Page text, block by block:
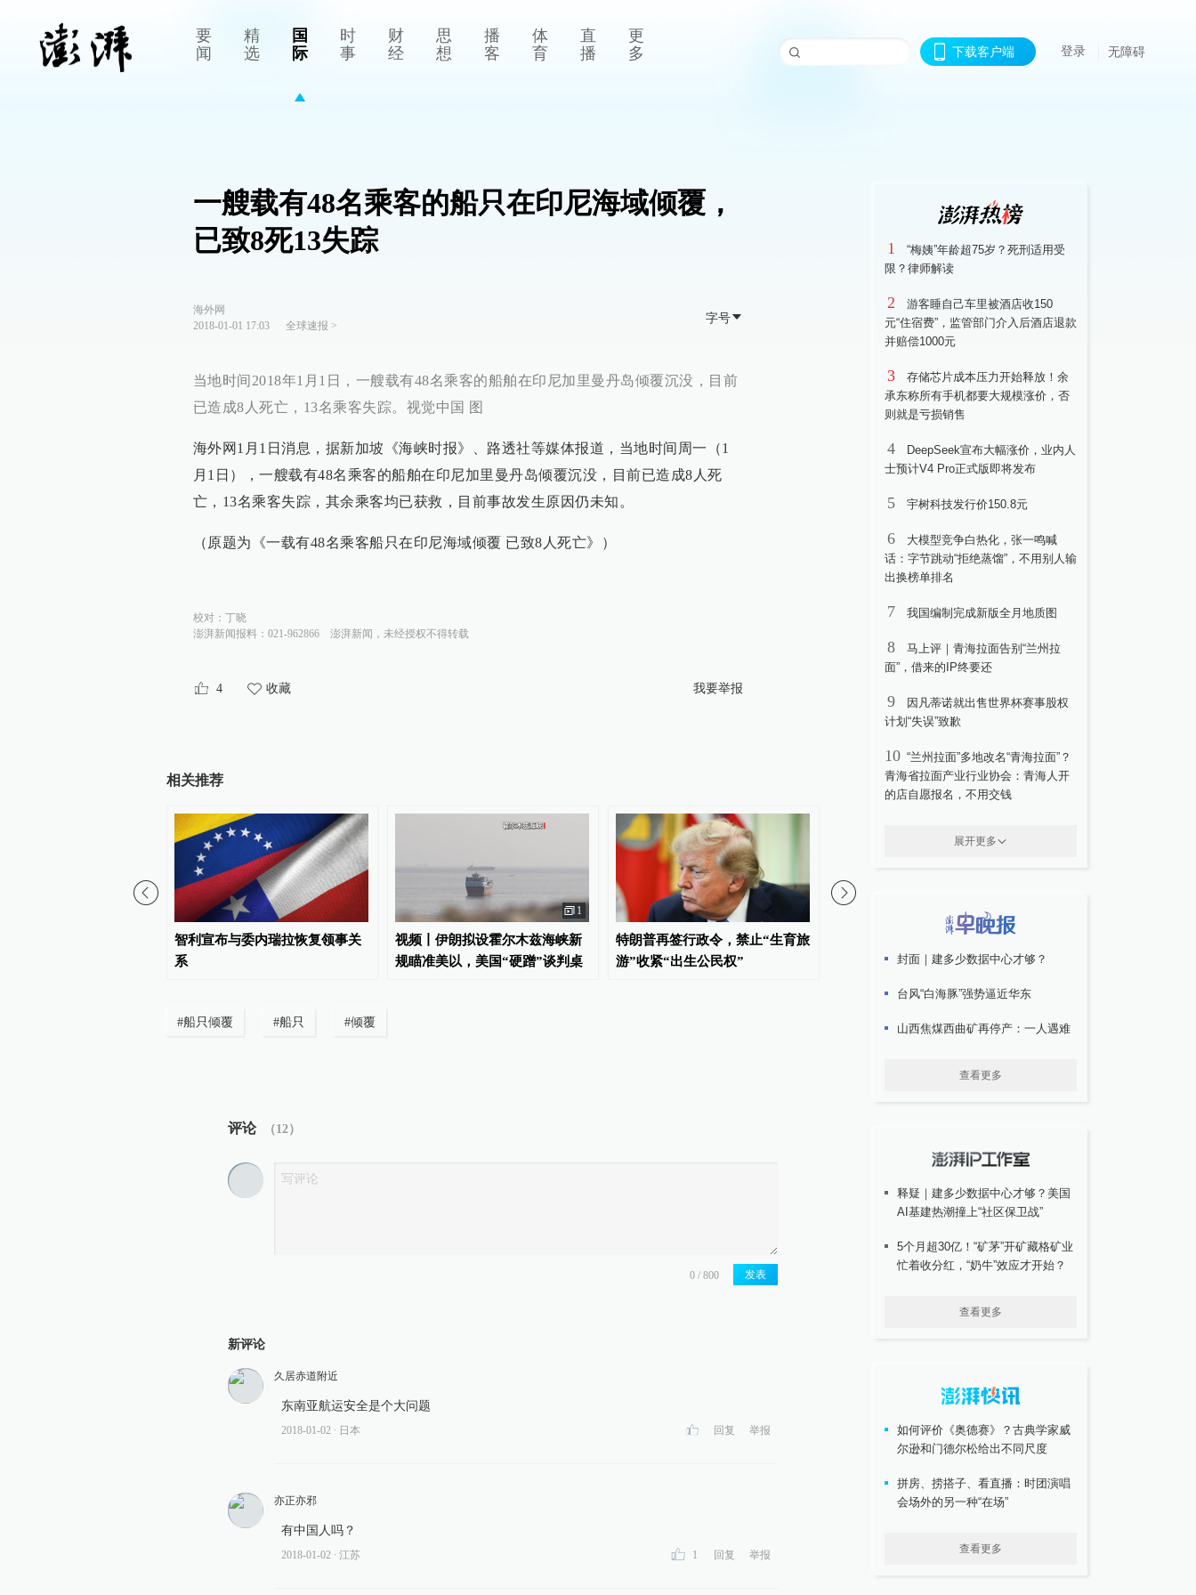
要
闻
精
选
国
际
时
事
财
经
思
想
播
客
体
育
直
播
更
多
下载客户端 登录 无障碍
一艘载有48名乘客的船只在印尼海域倾覆，
已致8死13失踪
海外网
2018-01-01 17:03
全球速报 >
字号
当地时间2018年1月1日，一艘载有48名乘客的船舶在印尼加里曼丹岛倾覆沉没，目前
已造成8人死亡，13名乘客失踪。视觉中国 图
海外网1月1日消息，据新加坡《海峡时报》、路透社等媒体报道，当地时间周一（1
月1日），一艘载有48名乘客的船舶在印尼加里曼丹岛倾覆沉没，目前已造成8人死
亡，13名乘客失踪，其余乘客均已获救，目前事故发生原因仍未知。
（原题为《一载有48名乘客船只在印尼海域倾覆 已致8人死亡》）
校对： 丁晓
澎湃新闻报料：021-962866
澎湃新闻，未经授权不得转载
4 收藏 我要举报
相关推荐
智利宣布与委内瑞拉恢复领事关
系
1
视频丨伊朗拟设霍尔木兹海峡新
规瞄准美以，美国“硬蹭”谈判桌
特朗普再签行政令，禁止“生育旅
游”收紧“出生公民权”
达成，正参与相关谈判
#船只倾覆 #船只 #倾覆
评论 （12）
发表
新评论
久居赤道附近
东南亚航运安全是个大问题
2018-01-02 ∙ 日本 回复 举报
亦正亦邪
有中国人吗？
2018-01-02 ∙ 江苏 1 回复 举报
1
“梅姨”年龄超75岁？死刑适用受
限？律师解读
2
游客睡自己车里被酒店收150
元“住宿费”，监管部门介入后酒店退款
并赔偿1000元
3
存储芯片成本压力开始释放！余
承东称所有手机都要大规模涨价，否
则就是亏损销售
4
DeepSeek宣布大幅涨价，业内人
士预计V4 Pro正式版即将发布
5 宇树科技发行价150.8元
6
大模型竞争白热化，张一鸣喊
话：字节跳动“拒绝蒸馏”，不用别人输
出换榜单排名
7 我国编制完成新版全月地质图
8
马上评｜青海拉面告别“兰州拉
面”，借来的IP终要还
9
因凡蒂诺就出售世界杯赛事股权
计划“失误”致歉
10 “兰州拉面”多地改名“青海拉面”？
青海省拉面产业行业协会：青海人开
的店自愿报名，不用交钱
展开更多
封面｜建多少数据中心才够？
台风“白海豚”强势逼近华东
山西焦煤西曲矿再停产：一人遇难
查看更多
释疑｜建多少数据中心才够？美国
AI基建热潮撞上“社区保卫战”
5个月超30亿！“矿茅”开矿藏格矿业
忙着收分红，“奶牛”效应才开始？
查看更多
如何评价《奥德赛》？古典学家威
尔逊和门德尔松给出不同尺度
拼房、捞搭子、看直播：时团演唱
会场外的另一种“在场”
查看更多